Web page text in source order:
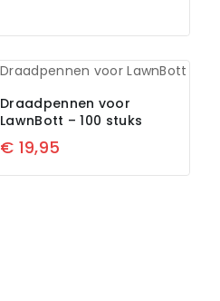
Draadpennen voor
LawnBott – 100 stuks
€ 19,95